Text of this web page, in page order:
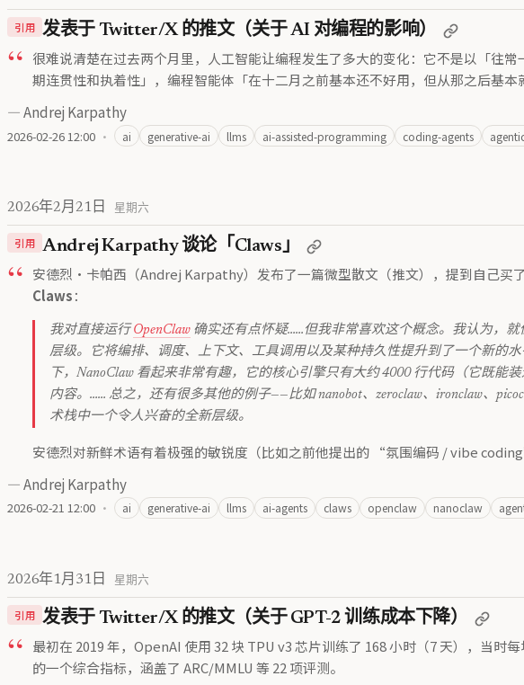
引用 发表于 Twitter/X 的推文（关于 AI 对编程的影响）
很难说清楚在过去两个月里，人工智能让编程发生了多大的变化：它不是以「往
期连贯性和执着性」，编程智能体「在十二月之前基本还不好用，但从那之后基本
—Andrej Karpathy
2026-02-26 12:00 · ai generative-ai llms ai-assisted-programming coding-agents
2026年2月21日 星期六
引用 Andrej Karpathy 谈论「Claws」
安德烈·卡帕西（Andrej Karpathy）发布了一篇微型散文（推文），提到自己
Claws：
我对直接运行 OpenClaw 确实还有点怀疑……但我非常喜欢这个概念。我认为，就
层级。它将编排、调度、上下文、工具调用以及某种持久性提升到了一个新的
下，NanoClaw 看起来非常有趣，它的核心引擎只有大约 4000 行代码（它既
内容。…… 总之，还有很多其他的例子——比如 nanobot、zeroclaw、ironclaw、
术栈中一个令人兴奋的全新层级。
安德烈对新鲜术语有着极强的敏锐度（比如之前他提出的 “氛围编码 / vibe
—Andrej Karpathy
2026-02-21 12:00 · ai generative-ai llms ai-agents claws openclaw nanoclaw
2026年1月31日 星期六
引用 发表于 Twitter/X 的推文（关于 GPT-2 训练成本下降）
最初在 2019 年，OpenAI 使用 32 块 TPU v3 芯片训练了 168 小时（7 天），当时
的一个综合指标，涵盖了 ARC/MMLU 等 22 项评测。